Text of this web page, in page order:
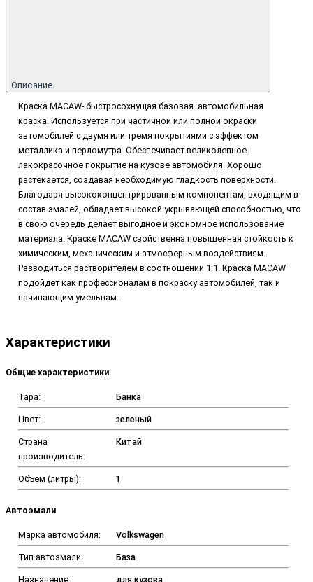
Описание
Краска MACAW-быстросохнущая базовая автомобильная
краска. Используется при частичной или полной окраски
автомобилей с двумя или тремя покрытиями с эффектом
металлика и перломутра. Обеспечивает великолепное
лакокрасочное покрытие на кузове автомобиля. Хорошо
растекается, создавая необходимую гладкость поверхности.
Благодаря высококонцентрированным компонентам, входящим в
состав эмалей, обладает высокой укрывающей способностью, что
в свою очередь делает выгодное и экономное использование
материала. Краске MACAW свойственна повышенная стойкость к
химическим, механическим и атмосферным воздействиям.
Разводиться растворителем в соотношении 1:1. Краска MACAW
подойдет как профессионалам в покраску автомобилей, так и
начинающим умельцам.
Характеристики
Общие характеристики
Тара: Банка
Цвет: зеленый
Страна
производитель:
Китай
Объем (литры): 1
Автоэмали
Марка автомобиля: Volkswagen
Тип автоэмали: База
Назначение: для кузова